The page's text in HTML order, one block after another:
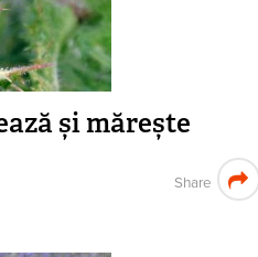
și mărește
Share